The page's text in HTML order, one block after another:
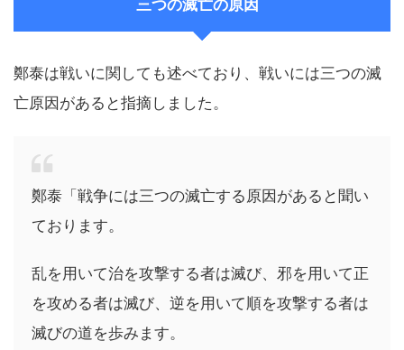
三つの滅亡の原因
鄭泰は戦いに関しても述べており、戦いには三つの滅
亡原因があると指摘しました。
鄭泰「戦争には三つの滅亡する原因があると聞い
ております。
乱を用いて治を攻撃する者は滅び、邪を用いて正
を攻める者は滅び、逆を用いて順を攻撃する者は
滅びの道を歩みます。